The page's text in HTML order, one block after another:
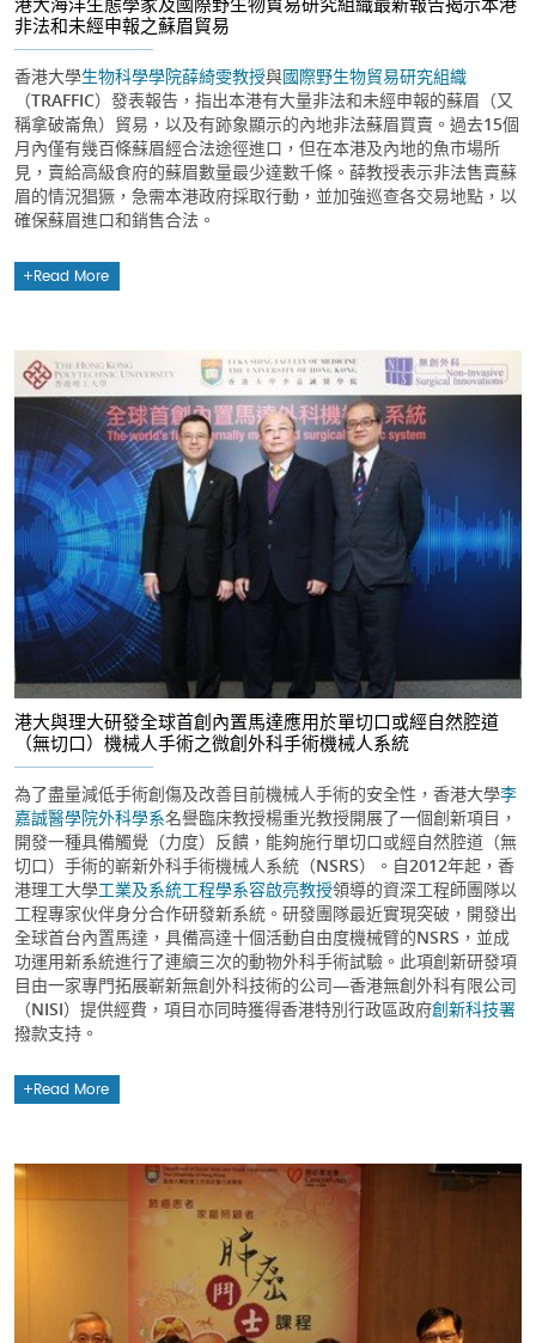
非法和未經申報之蘇眉貿易
香港大學生物科學學院薛綺雯教授與國際野生物貿易研究組織
（TRAFFIC）發表報告，指出本港有大量非法和未經申報的蘇眉（又
稱拿破崙魚）貿易，以及有跡象顯示的內地非法蘇眉買賣。過去15個
月內僅有幾百條蘇眉經合法途徑進口，但在本港及內地的魚巿場所
見，賣給高級食府的蘇眉數量最少達數千條。薛教授表示非法售賣蘇
眉的情況猖獗，急需本港政府採取行動，並加強巡查各交易地點，以
確保蘇眉進口和銷售合法。
Read More
港大與理大研發全球首創內置馬達應用於單切口或經自然腔道
（無切口）機械人手術之微創外科手術機械人系統
為了盡量減低手術創傷及改善目前機械人手術的安全性，香港大學李
嘉誠醫學院外科學系名譽臨床教授楊重光教授開展了一個創新項目，
開發一種具備觸覺（力度）反饋，能夠施行單切口或經自然腔道（無
切口）手術的嶄新外科手術機械人系統（NSRS）。自2012年起，香
港理工大學工業及系統工程學系容啟亮教授領導的資深工程師團隊以
工程專家伙伴身分合作研發新系統。研發團隊最近實現突破，開發出
全球首台內置馬達，具備高達十個活動自由度機械臂的NSRS，並成
功運用新系統進行了連續三次的動物外科手術試驗。此項創新研發項
目由一家專門拓展嶄新無創外科技術的公司—香港無創外科有限公司
（NISI）提供經費，項目亦同時獲得香港特別行政區政府創新科技署
撥款支持。
Read More